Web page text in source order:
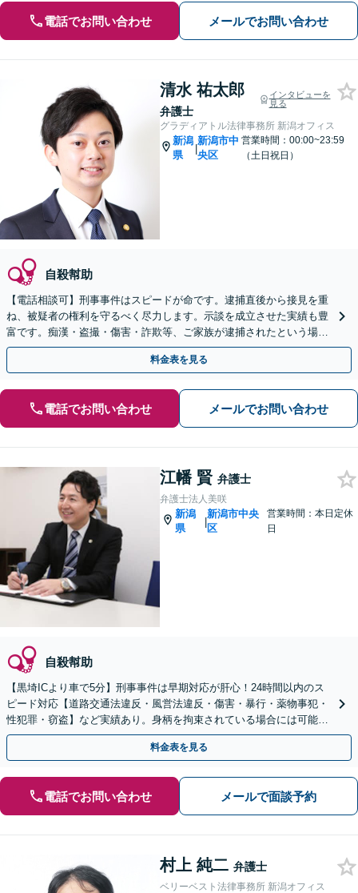
電話でお問い合わせ メールでお問い合わせ
清水 祐太郎
弁護士
インタビューを
見る
グラディアトル法律事務所 新潟オフィス
新潟
県
|
新潟市中
央区
営業時間：00:00~23:59
（土日祝日）
自殺幇助
【電話相談可】刑事事件はスピードが命です。逮捕直後から接見を重
ね、被疑者の権利を守るべく尽力します。示談を成立させた実績も豊
富です。痴漢・盗撮・傷害・詐欺等、ご家族が逮捕されたという場
合、一刻も早くお電話ください。
料金表を見る
電話でお問い合わせ メールでお問い合わせ
江幡 賢 弁護士
弁護士法人美咲
新潟
県
|
新潟市中央
区
営業時間：本日定休
日
自殺幇助
【黒埼ICより車で5分】刑事事件は早期対応が肝心！24時間以内のス
ピード対応【道路交通法違反・風営法違反・傷害・暴行・薬物事犯・
性犯罪・窃盗】など実績あり。身柄を拘束されている場合には可能な
限り接見し、丁寧な説明と迅速な対応しています。
料金表を見る
電話でお問い合わせ メールで面談予約
村上 純二 弁護士
ベリーベスト法律事務所 新潟オフィス